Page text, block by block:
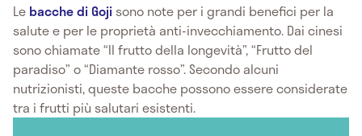
Le bacche di Goji sono note per i grandi benefici per la
salute e per le proprietà anti-invecchiamento. Dai cinesi
sono chiamate “Il frutto della longevità”, “Frutto del
paradiso” o “Diamante rosso”. Secondo alcuni
nutrizionisti, queste bacche possono essere considerate
tra i frutti più salutari esistenti.